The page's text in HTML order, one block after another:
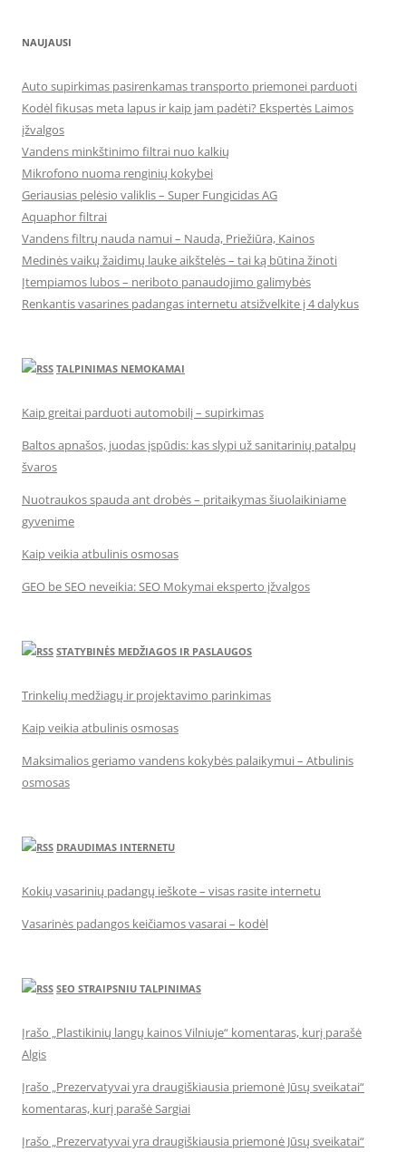
NAUJAUSI
Auto supirkimas pasirenkamas transporto priemonei parduoti
Kodėl fikusas meta lapus ir kaip jam padėti? Ekspertės Laimos
įžvalgos
Vandens minkštinimo filtrai nuo kalkių
Mikrofono nuoma renginių kokybei
Geriausias pelėsio valiklis – Super Fungicidas AG
Aquaphor filtrai
Vandens filtrų nauda namui – Nauda, Priežiūra, Kainos
Medinės vaikų žaidimų lauke aikštelės – tai ką būtina žinoti
Įtempiamos lubos – neriboto panaudojimo galimybės
Renkantis vasarines padangas internetu atsižvelkite į 4 dalykus
TALPINIMAS NEMOKAMAI
Kaip greitai parduoti automobilį – supirkimas
Baltos apnašos, juodas įspūdis: kas slypi už sanitarinių patalpų
švaros
Nuotraukos spauda ant drobės – pritaikymas šiuolaikiniame
gyvenime
Kaip veikia atbulinis osmosas
GEO be SEO neveikia: SEO Mokymai eksperto įžvalgos
STATYBINĖS MEDŽIAGOS IR PASLAUGOS
Trinkelių medžiagų ir projektavimo parinkimas
Kaip veikia atbulinis osmosas
Maksimalios geriamo vandens kokybės palaikymui – Atbulinis
osmosas
DRAUDIMAS INTERNETU
Kokių vasarinių padangų ieškote – visas rasite internetu
Vasarinės padangos keičiamos vasarai – kodėl
SEO STRAIPSNIU TALPINIMAS
Įrašo „Plastikinių langų kainos Vilniuje“ komentaras, kurį parašė
Algis
Įrašo „Prezervatyvai yra draugiškiausia priemonė Jūsų sveikatai“
komentaras, kurį parašė Sargiai
Įrašo „Prezervatyvai yra draugiškiausia priemonė Jūsų sveikatai“